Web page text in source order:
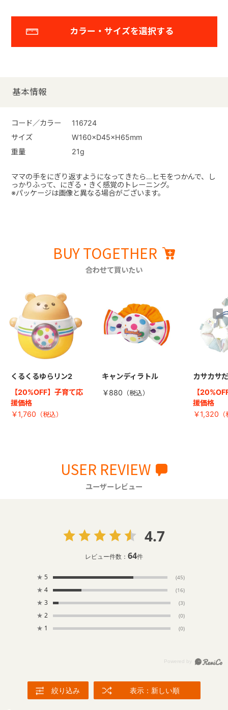
カラー・サイズを選択する
基本情報
コード／カラー
116724
サイズ
W160×D45×H65mm
重量
21g
ママの手をにぎり返すようになってきたら…ヒモをつかんで、し
っかりふって、にぎる・きく感覚のトレーニング。
※パッケージは画像と異なる場合がございます。
BUY TOGETHER
合わせて買いたい
くるくるゆらリン2
【20%OFF】子育て応
援価格
￥1,760
キャンディラトル
￥880
カサカサ
【
援価格
￥1,320
USER REVIEW
ユーザーレビュー
4.7
レビュー件数： 64件
★ 5 (45)
★ 4 (16)
★ 3 (3)
★ 2 (0)
★ 1 (0)
絞り込み 表示：新しい順